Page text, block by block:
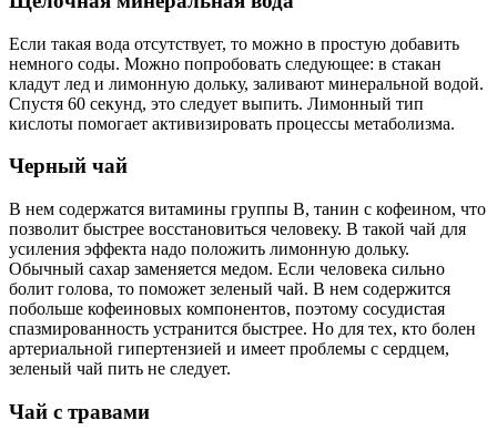
Если такая вода отсутствует, то можно в простую добавить
немного соды. Можно попробовать следующее: в стакан
кладут лед и лимонную дольку, заливают минеральной водой.
Спустя 60 секунд, это следует выпить. Лимонный тип
кислоты помогает активизировать процессы метаболизма.
Черный чай
В нем содержатся витамины группы В, танин с кофеином, что
позволит быстрее восстановиться человеку. В такой чай для
усиления эффекта надо положить лимонную дольку.
Обычный сахар заменяется медом. Если человека сильно
болит голова, то поможет зеленый чай. В нем содержится
побольше кофеиновых компонентов, поэтому сосудистая
спазмированность устранится быстрее. Но для тех, кто болен
артериальной гипертензией и имеет проблемы с сердцем,
зеленый чай пить не следует.
Чай с травами